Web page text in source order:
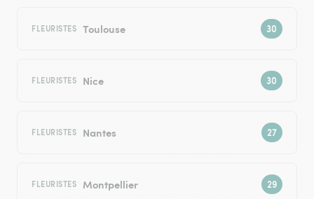
FLEURISTES Toulouse
FLEURISTES Nice
FLEURISTES Nantes
FLEURISTES Montpellier